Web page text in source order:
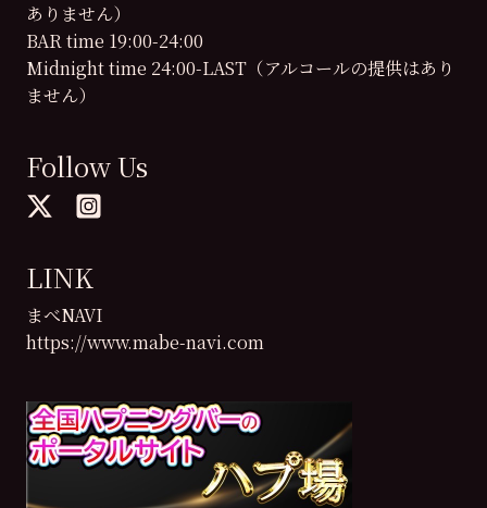
ありません）
BAR time 19:00-24:00
Midnight time 24:00-LAST（アルコールの提供はあり
ません）
Follow Us
LINK
まべNAVI
https://www.mabe-navi.com